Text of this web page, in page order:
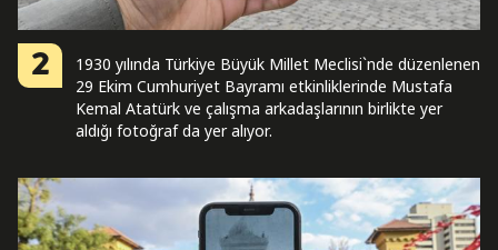
2
1930 yılında Türkiye Büyük Millet Meclisi`nde düzenlenen
29 Ekim Cumhuriyet Bayramı etkinliklerinde Mustafa
Kemal Atatürk ve çalışma arkadaşlarının birlikte yer
aldığı fotoğraf da yer alıyor.